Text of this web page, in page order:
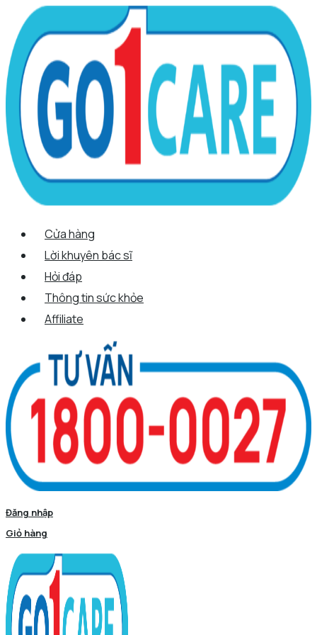
nội
dung
Menu
Cửa hàng
Lời khuyên bác sĩ
Hỏi đáp
Thông tin sức khỏe
Affiliate
Đăng nhập
Giỏ hàng
Tên*
Email*
Trang
web
Scroll
Up